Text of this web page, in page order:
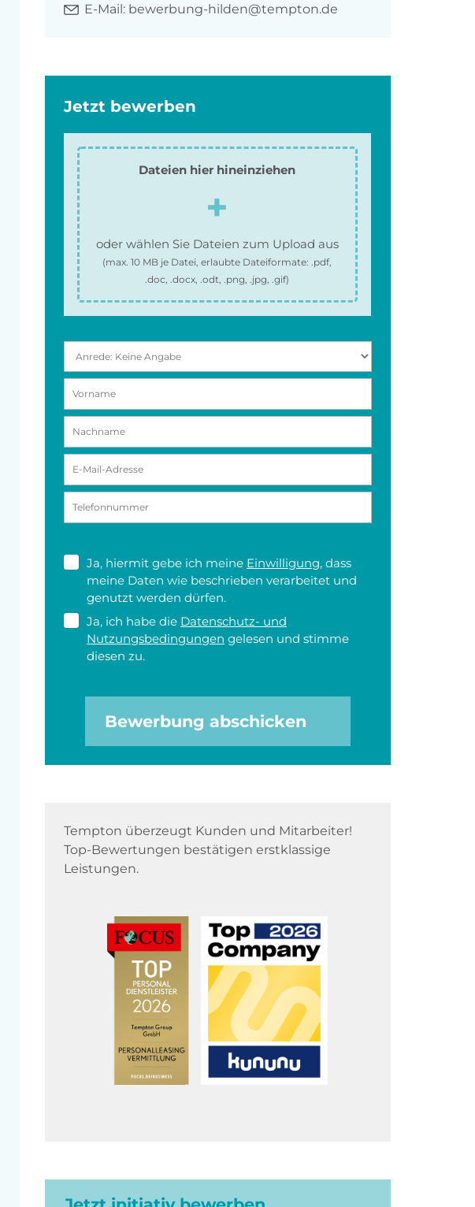
E-Mail: bewerbung-hilden@tempton.de
Jetzt bewerben
Dateien hier hineinziehen
oder wählen Sie Dateien zum Upload aus
(max.10 MB je Datei, erlaubte Dateiformate:.pdf,
.doc, .docx, .odt, .png, .jpg, .gif)
Ja, hiermit gebe ich meine Einwilligung, dass
meine Daten wie beschrieben verarbeitet und
genutzt werden dürfen.
Ja, ich habe die Datenschutz- und
Nutzungsbedingungen gelesen und stimme
diesen zu.
Bewerbung abschicken
Tempton überzeugt Kunden und Mitarbeiter!
Top-Bewertungen bestätigen erstklassige
Leistungen.